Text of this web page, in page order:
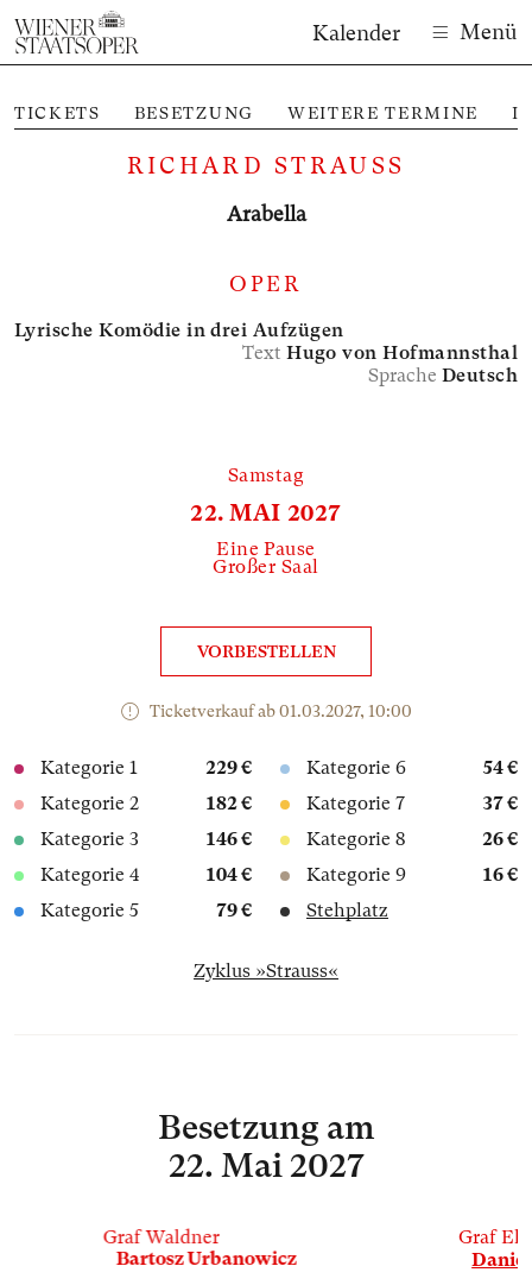
Kalender Menü
TICKETS BESETZUNG WEITERE TERMINE
RICHARD STRAUSS
Arabella
OPER
Lyrische Komödie in drei Aufzügen
TextHugo von Hofmannsthal
Sprache Deutsch
Samstag
22. MAI 2027
Eine Pause
Großer Saal
VORBESTELLEN
Ticketverkauf ab 01.03.2027, 10:00
Kategorie 1
229 €
Kategorie 2
182 €
Kategorie 3
146 €
Kategorie 4
104 €
Kategorie 5
79 €
Kategorie 6
54 €
Kategorie 7
37 €
Kategorie 8
26 €
Kategorie 9
16 €
Stehplatz
Zyklus »Strauss«
Besetzung am
22. Mai 2027
Graf Waldner
Bartosz Urbanowicz
Graf
Daniel